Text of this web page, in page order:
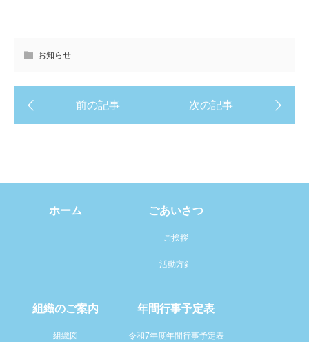
お知らせ
ホーム ごあいさつ
ご挨拶
活動方針
組織のご案内
組織図
年間行事予定表
令和7年度年間行事予定表